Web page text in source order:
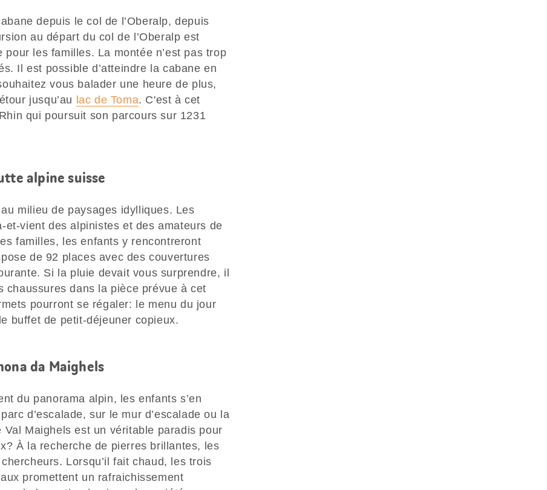
depuis le col de l’Oberalp, depuis
au départ du col de l’Oberalp est
les familles. La montée n’est pas trop
Il est possible d’atteindre la cabane en
vous balader une heure de plus,
jusqu’au lac de Toma. C'est à cet
qui poursuit son parcours sur 1231
alpine suisse
milieu de paysages idylliques. Les
et-vient des alpinistes et des amateurs de
familles, les enfants y rencontreront
de 92 places avec des couvertures
Si la pluie devait vous surprendre, il
chaussures dans la pièce prévue à cet
pourront se régaler: le menu du jour
buffet de petit-déjeuner copieux.
da Maighels
du panorama alpin, les enfants s’en
d’escalade, sur le mur d’escalade ou la
Maighels est un véritable paradis pour
À la recherche de pierres brillantes, les
Lorsqu’il fait chaud, les trois
promettent un rafraichissement